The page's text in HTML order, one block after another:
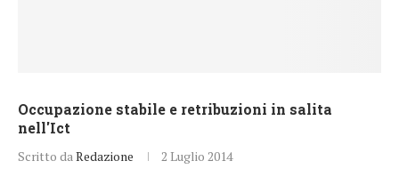
Occupazione stabile e retribuzioni in salita
nell'Ict
Scritto da Redazione 2 Luglio 2014